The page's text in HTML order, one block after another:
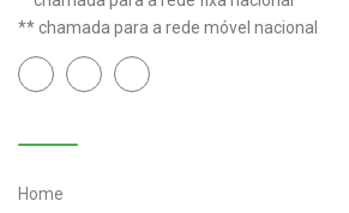
** chamada para a rede móvel nacional
Home